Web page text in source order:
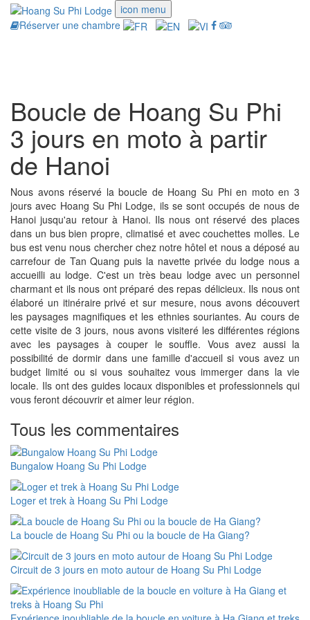
icon menu
Réserver une chambre
Boucle de Hoang Su Phi
3 jours en moto à partir
de Hanoi
Nous avons réservé la boucle de Hoang Su Phi en moto en 3
jours avec Hoang Su Phi Lodge, ils se sont occupés de nous de
Hanoi jusqu'au retour à Hanoi. Ils nous ont réservé des places
dans un bus bien propre, climatisé et avec couchettes molles. Le
bus est venu nous chercher chez notre hôtel et nous a déposé au
carrefour de Tan Quang puis la navette privée du lodge nous a
accueilli au lodge. C'est un très beau lodge avec un personnel
charmant et ils nous ont préparé des repas délicieux. Ils nous ont
élaboré un itinéraire privé et sur mesure, nous avons découvert
les paysages magnifiques et les ethnies souriantes. Au cours de
cette visite de 3 jours, nous avons visiteré les différentes régions
avec les paysages à couper le souffle. Vous avez aussi la
possibilité de dormir dans une famille d'accueil si vous avez un
budget limité ou si vous souhaitez vous immerger dans la vie
locale. Ils ont des guides locaux disponibles et professionnels qui
vous feront découvrir et aimer leur région.
Tous les commentaires
Bungalow Hoang Su Phi Lodge
Loger et trek à Hoang Su Phi Lodge
La boucle de Hoang Su Phi ou la boucle de Ha Giang?
Circuit de 3 jours en moto autour de Hoang Su Phi Lodge